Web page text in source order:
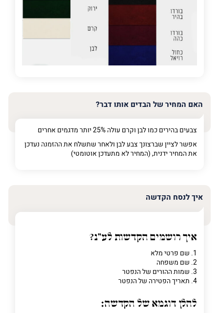
פרט על מה מדובר
האם המחיר של הבדים אותו דבר?
צבעים בהירים כמו לבן וקרם עולה 25% יותר מדגמים אחרים
אפשר לציין שברצונך צבע לבן ולאחר שתשלח את ההזמנה נעדכן
את המחיר ידנית, (המחיר לא מתעדכן אוטומטי)
איך לנסח הקדשה
איך רושמים הקדשות לע"נ?
1. שם פרטי מלא
2. שם משפחה
3. שמות ההורים של הנפטר
4. תאריך הפטירה של הנפטר
להלן דוגמא של הקדשה: